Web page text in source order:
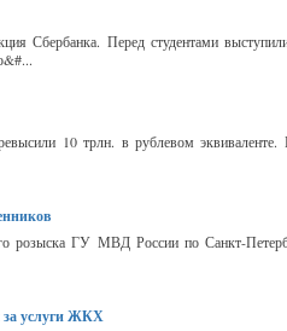
Сбербанка. Перед студентами
10 трлн. в рублевом эквиваленте.
розыска ГУ МВД России по Санкт-
за услуги ЖКХ